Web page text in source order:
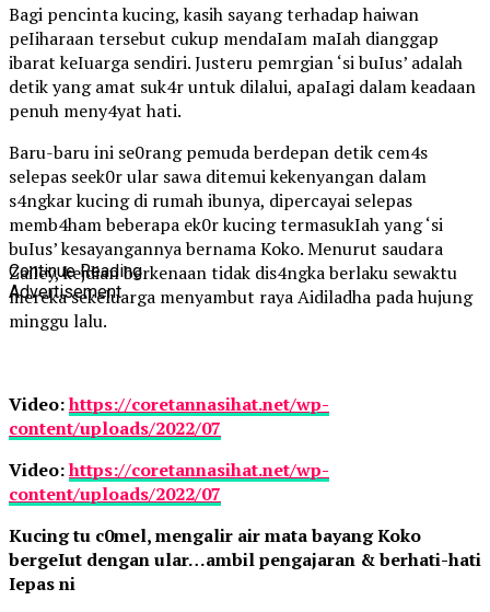
Bagi pencinta kucing, kasih sayang terhadap haiwan
peIiharaan tersebut cukup mendaIam maIah dianggap
ibarat keIuarga sendiri. Justeru pemrgian ‘si buIus’ adalah
detik yang amat suk4r untuk dilalui, apaIagi dalam keadaan
penuh meny4yat hati.
Baru-baru ini se0rang pemuda berdepan detik cem4s
selepas seek0r ular sawa ditemui kekenyangan dalam
s4ngkar kucing di rumah ibunya, dipercayai selepas
memb4ham beberapa ek0r kucing termasukIah yang ‘si
buIus’ kesayangannya bernama Koko. Menurut saudara
Zailey, kejdian berkenaan tidak dis4ngka berlaku sewaktu
mereka sekeluarga menyambut raya Aidiladha pada hujung
minggu lalu.
Video:https://coretannasihat.net/wp-
content/uploads/2022/07
Video:https://coretannasihat.net/wp-
content/uploads/2022/07
Kucing tu c0mel, mengalir air mata bayang Koko
bergeIut dengan ular…ambil pengajaran & berhati-hati
Iepas ni
Continue Reading
Advertisement